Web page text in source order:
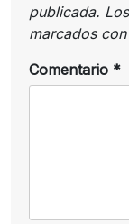
publicada.
marcados con
Comentario *